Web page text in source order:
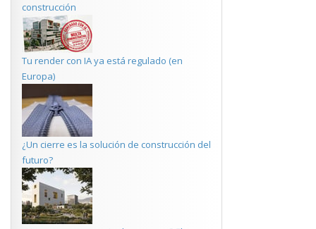
construcción
Tu render con IA ya está regulado (en
Europa)
¿Un cierre es la solución de construcción del
futuro?